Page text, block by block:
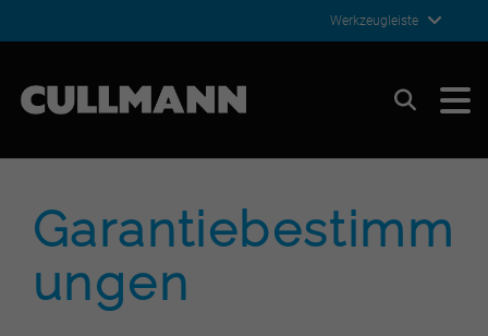
Werkzeugleiste
Cullmann Germany
Suchen
Garantiebestimm
ungen